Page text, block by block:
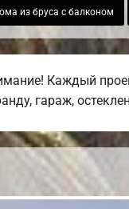
из бруса с балконом
Каждый
гараж,